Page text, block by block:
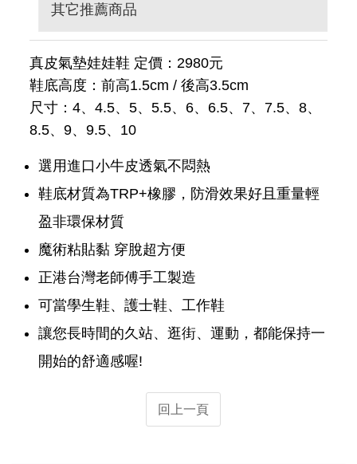
其它推薦商品
真皮氣墊娃娃鞋 定價：2980元
鞋底高度：前高1.5cm / 後高3.5cm
尺寸：4、4.5、5、5.5、6、6.5、7、7.5、8、
8.5、9、9.5、10
選用進口小牛皮透氣不悶熱
鞋底材質為TRP+橡膠，防滑效果好且重量輕
盈非環保材質
魔術粘貼黏 穿脫超方便
正港台灣老師傅手工製造
可當學生鞋、護士鞋、工作鞋
讓您長時間的久站、逛街、運動，都能保持一
開始的舒適感喔!
回上一頁